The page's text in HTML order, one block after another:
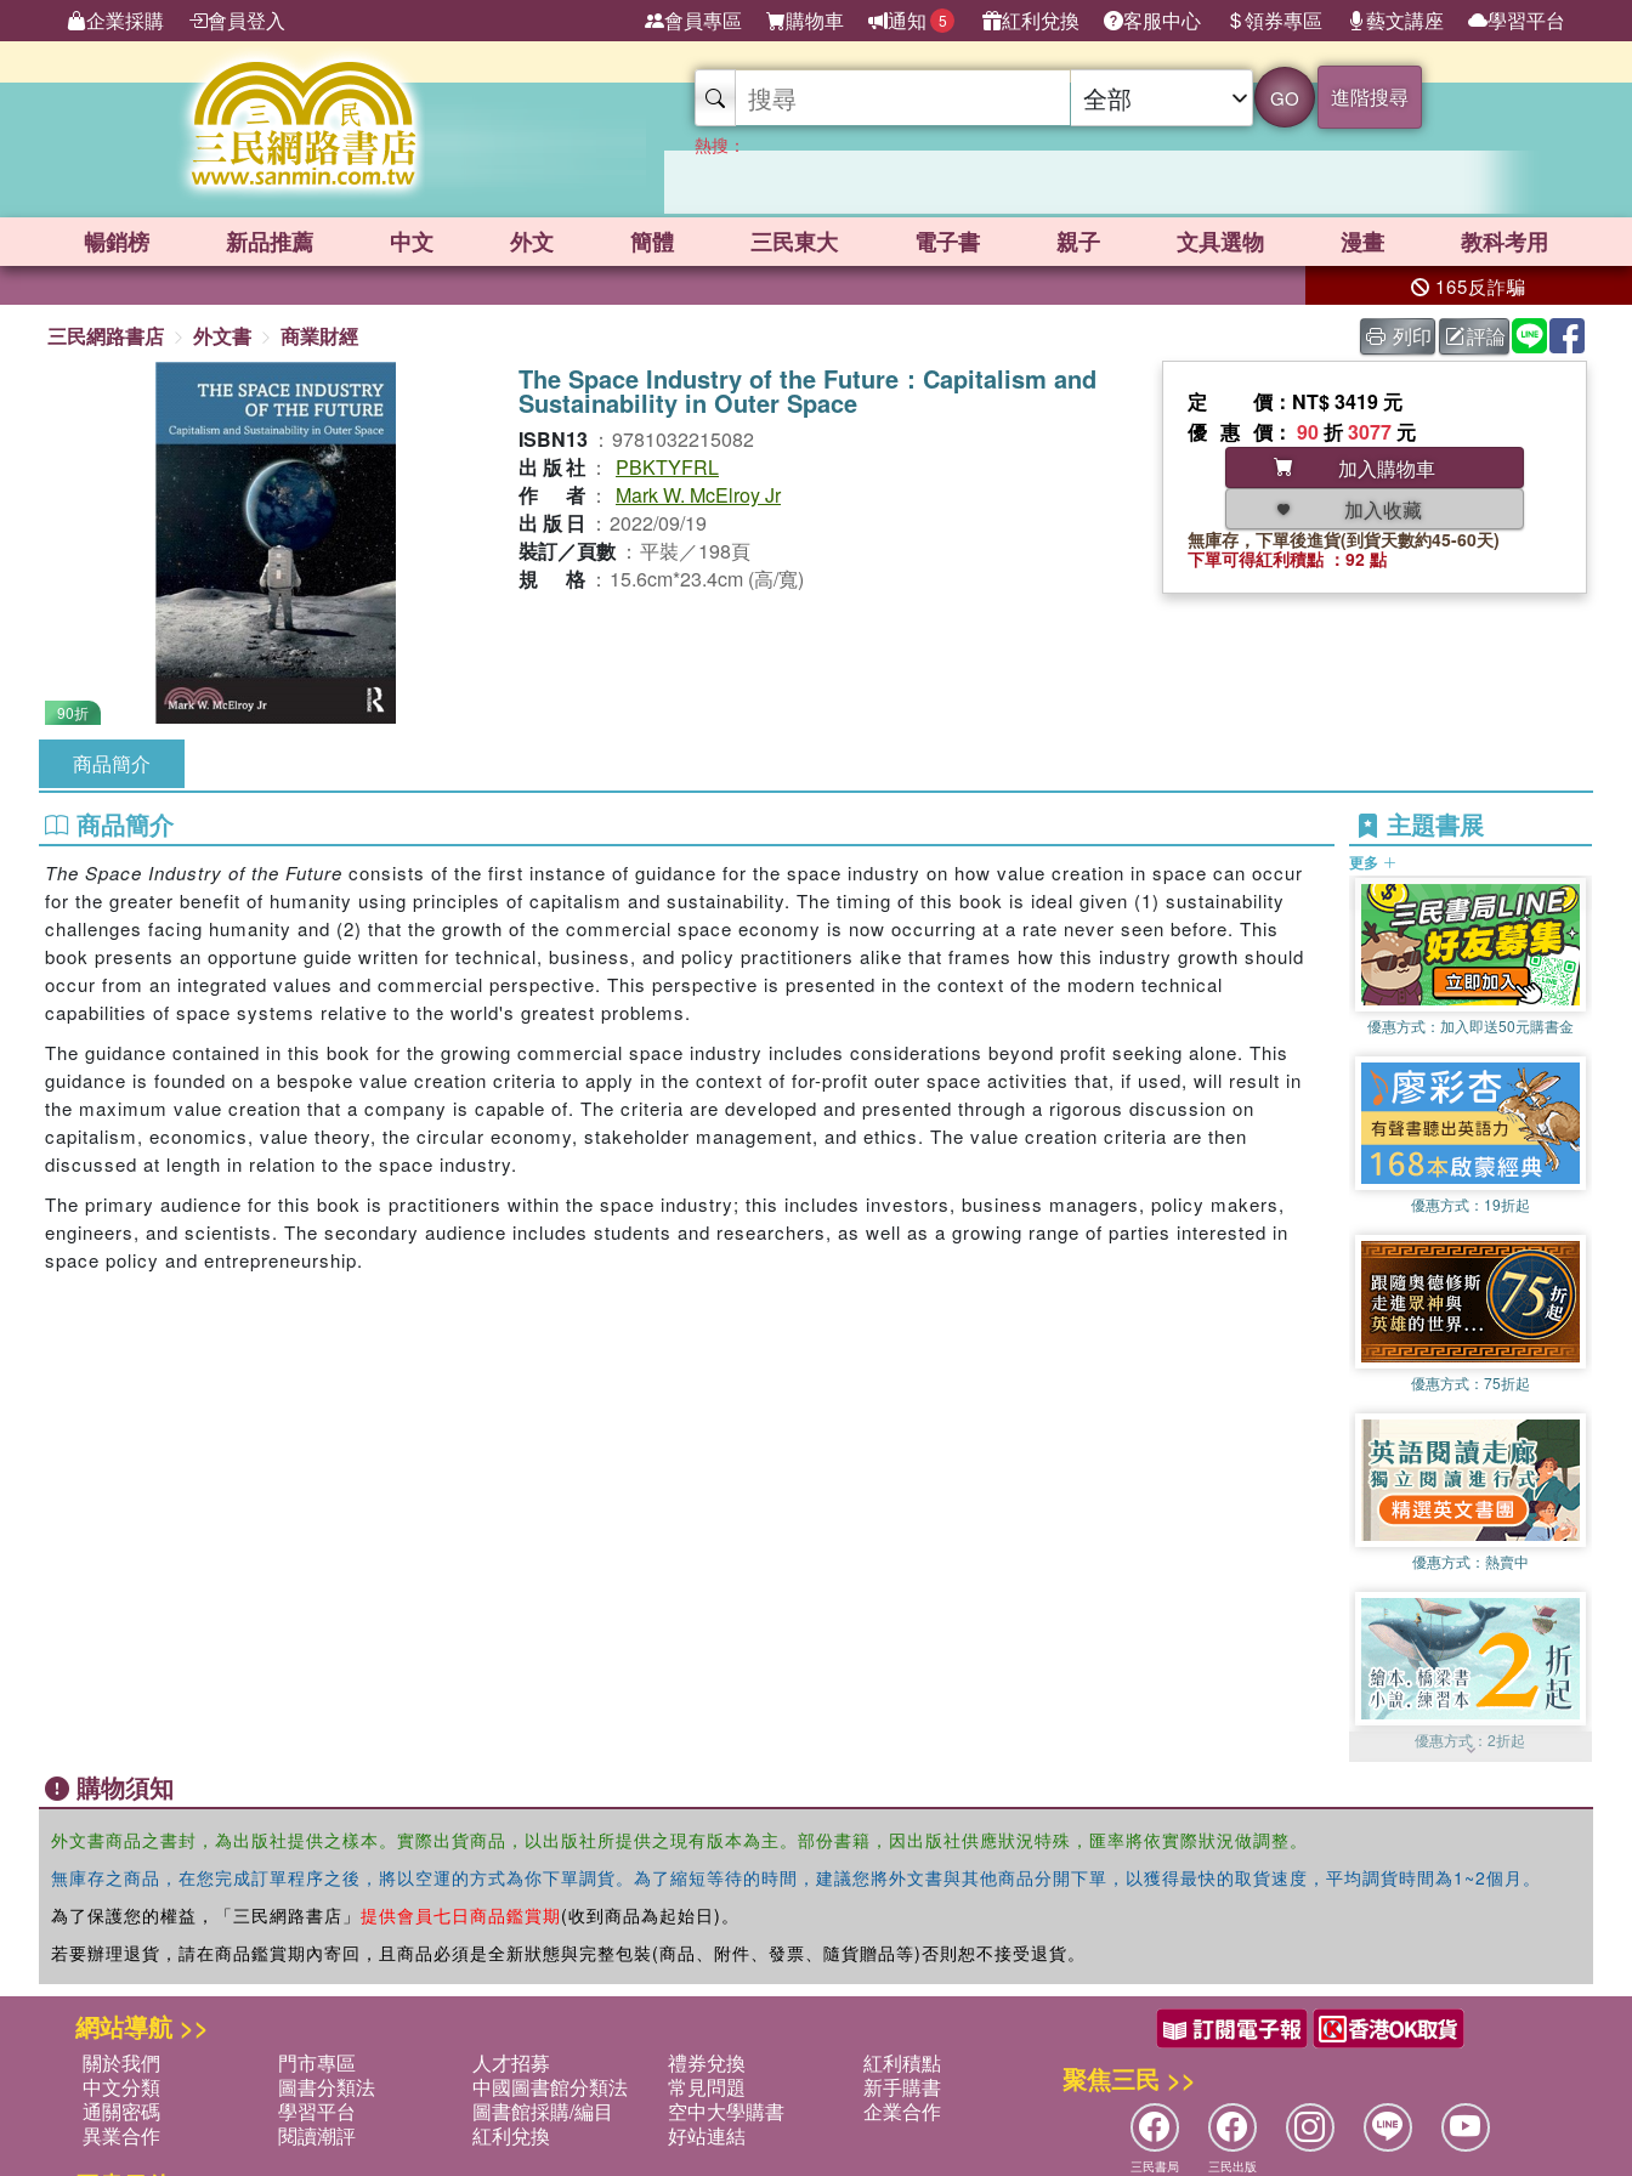
企業採購 會員登入 會員專區 購物車 通知 5 紅利兌換 客服中心 領券專區 藝文講座 學習平台
GO 進階搜尋
熱搜：
暢銷榜 新品推薦 中文 外文 簡體 三民東大 電子書 親子 文具選物 漫畫 教科考用
165反詐騙
三民網路書店 外文書 商業財經 列印 評論
90折
The Space Industry of the Future：Capitalism and
Sustainability in Outer Space
ISBN13 ： 9781032215082
出版社 ：
PBKTYFRL
作者 ：
Mark W. McElroy Jr
出版日 ： 2022/09/19
裝訂／頁數 ： 平裝／198頁
規格 ： 15.6cm*23.4cm (高/寬)
定價 ：NT$ 3419 元
優惠價 ： 90折3077 元
加入購物車
加入收藏
無庫存，下單後進貨(到貨天數約45-60天)
下單可得紅利積點 ：92 點
商品簡介
商品簡介
The Space Industry of the Future consists of the first instance of guidance for the space industry on how value creation in space can occur
for the greater benefit of humanity using principles of capitalism and sustainability. The timing of this book is ideal given (1) sustainability
challenges facing humanity and (2) that the growth of the commercial space economy is now occurring at a rate never seen before. This
book presents an opportune guide written for technical, business, and policy practitioners alike that frames how this industry growth should
occur from an integrated values and commercial perspective. This perspective is presented in the context of the modern technical
capabilities of space systems relative to the world's greatest problems.
The guidance contained in this book for the growing commercial space industry includes considerations beyond profit seeking alone. This
guidance is founded on a bespoke value creation criteria to apply in the context of for-profit outer space activities that, if used, will result in
the maximum value creation that a company is capable of. The criteria are developed and presented through a rigorous discussion on
capitalism, economics, value theory, the circular economy, stakeholder management, and ethics. The value creation criteria are then
discussed at length in relation to the space industry.
The primary audience for this book is practitioners within the space industry; this includes investors, business managers, policy makers,
engineers, and scientists. The secondary audience includes students and researchers, as well as a growing range of parties interested in
space policy and entrepreneurship.
主題書展
更多
優惠方式： 加入即送50元購書金
優惠方式： 19折起
優惠方式： 75折起
優惠方式： 熱賣中
優惠方式：2折起
購物須知
外文書商品之書封，為出版社提供之樣本。實際出貨商品，以出版社所提供之現有版本為主。部份書籍，因出版社供應狀況特殊，匯率將依實際狀況做調整。
無庫存之商品，在您完成訂單程序之後，將以空運的方式為你下單調貨。為了縮短等待的時間，建議您將外文書與其他商品分開下單，以獲得最快的取貨速度，平均調貨時間為1~2個月。
為了保護您的權益，「三民網路書店」 提供會員七日商品鑑賞期(收到商品為起始日)。
若要辦理退貨，請在商品鑑賞期內寄回，且商品必須是全新狀態與完整包裝(商品、附件、發票、隨貨贈品等)否則恕不接受退貨。
網站導航 >>
關於我們 門市專區 人才招募 禮券兌換
紅利積點
中文分類
圖書分類法 中國圖書館分類法 常見問題
新手購書
通關密碼
學習平台 圖書館採購/編目 空中大學購書
企業合作
異業合作
閱讀潮評 紅利兌換 好站連結
聚焦三民 >>
三民書局 三民出版